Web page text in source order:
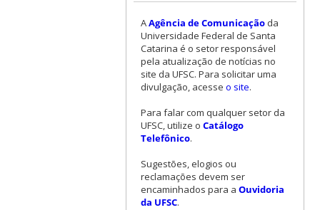
AAgência de Comunicaçãoda
Universidade Federal de Santa
Catarina é o setor responsável
pela atualização de notícias no
site da UFSC. Para solicitar uma
divulgação, acesse o site.
Para falar com qualquer setor da
UFSC, utilize o Catálogo
Telefônico.
Sugestões, elogios ou
reclamações devem ser
encaminhados para a Ouvidoria
da UFSC.